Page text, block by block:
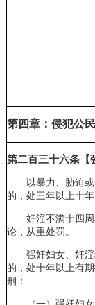
第四章：侵犯公
第二百三十六条【
以暴力、胁迫
的，处三年以上十年
奸淫不满十四
论，从重处罚。
强奸妇女、奸
的，处十年以上有
刑：